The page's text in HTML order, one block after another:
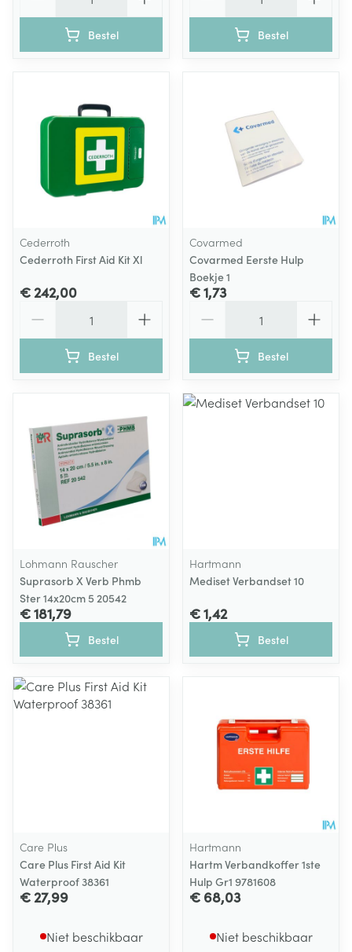
Bestel Bestel
Cederroth
Cederroth First Aid Kit Xl
€ 242,00
Bestel
Covarmed
Covarmed Eerste Hulp
Boekje 1
€ 1,73
Bestel
Lohmann Rauscher
Suprasorb X Verb Phmb
Ster 14x20cm 5 20542
€ 181,79
Bestel
Hartmann
Mediset Verbandset 10
€ 1,42
Bestel
Care Plus
Care Plus First Aid Kit
Waterproof 38361
€ 27,99
Niet beschikbaar
Hartmann
Hartm Verbandkoffer 1ste
Hulp Gr1 9781608
€ 68,03
Niet beschikbaar